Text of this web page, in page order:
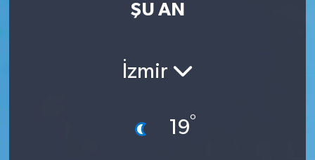
ŞU AN
İzmir
19°